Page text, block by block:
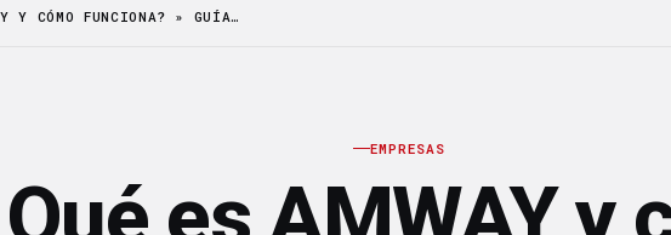
Y CÓMO FUNCIONA? » GUÍA…
EMPRESAS